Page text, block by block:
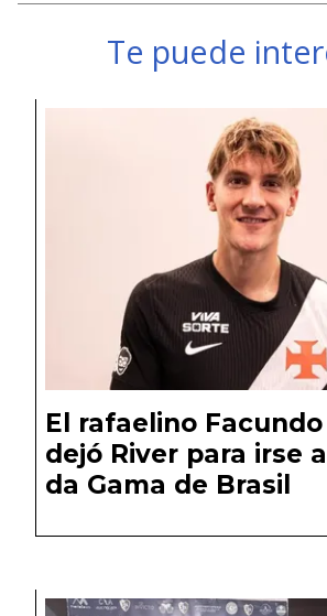
Te puede
El rafaelino
dejó River para irse
da Gama de Brasil